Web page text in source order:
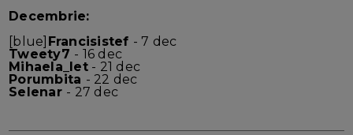
Decembrie:
[blue] Francisistef - 7 dec
Tweety7 - 16 dec
Mihaela_let- 21 dec
Porumbita - 22 dec
Selenar - 27 dec